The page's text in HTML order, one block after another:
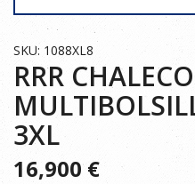
SKU: 1088XL8
RRR
3XL
16,900€